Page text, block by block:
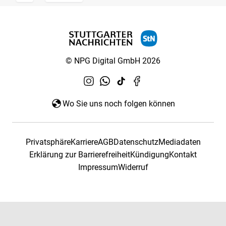
© NPG Digital GmbH 2026
Wo Sie uns noch folgen können
PrivatsphäreKarriereAGBDatenschutzMediadaten
Erklärung zur BarrierefreiheitKündigungKontakt
ImpressumWiderruf